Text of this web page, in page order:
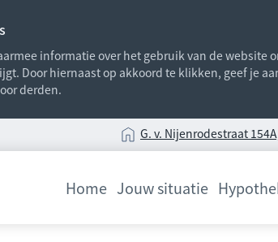
informatie over het gebruik van de website
Door hiernaast op akkoord te klikken, geef je
derden.
G. v. Nijenrodestraat
Home Jouw situatie